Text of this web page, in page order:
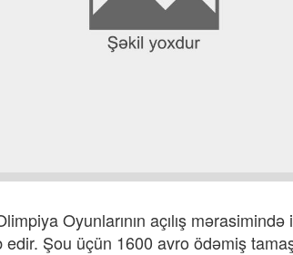
Oyunlarının açılış
edir. Şou üçün 1600 avro ödəmiş